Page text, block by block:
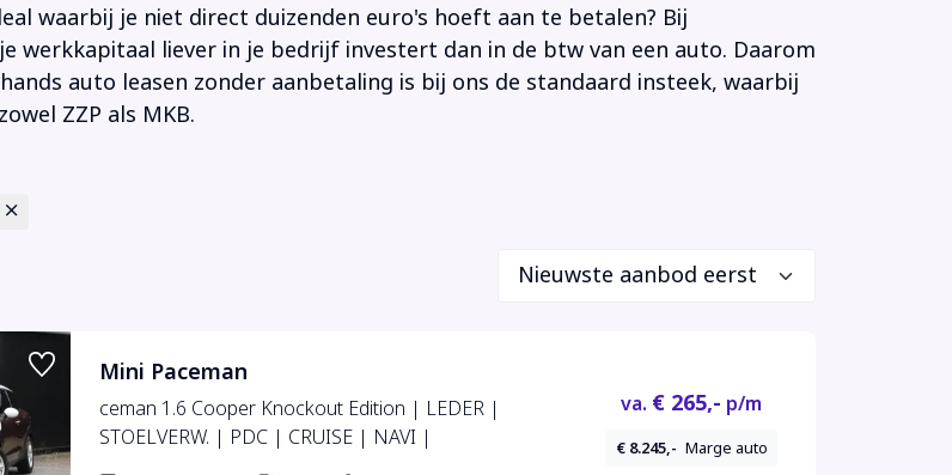
waarbij je niet direct duizenden euro's hoeft aan te betalen? Bij
werkkapitaal liever in je bedrijf investert dan in de btw van een auto. Daarom
auto leasen zonder aanbetaling is bij ons de standaard insteek, waarbij
ZZP als MKB.
Mini Paceman
ceman 1.6 Cooper Knockout Edition | LEDER |
STOELVERW. | PDC | CRUISE | NAVI |
va. € 265,- p/m
€ 8.245,- Marge auto